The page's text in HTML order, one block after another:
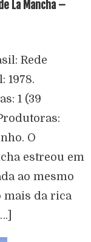
La Mancha –
Rede
1978.
1 (39
O
estreou em
ao mesmo
mais da rica